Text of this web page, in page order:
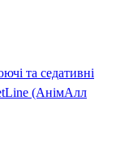
та седативні
(АнімАлл